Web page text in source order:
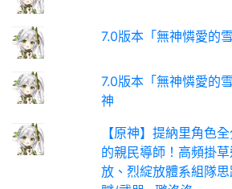
7.0版本「無神憐愛的
7.0版本「無神憐愛的
神
【原神】提納里角色
的親民導師！高頻掛
放、烈綻放體系組隊